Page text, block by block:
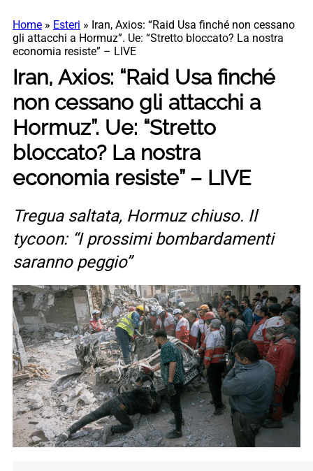
Home » Esteri » Iran, Axios: “Raid Usa finché non cessano
gli attacchi a Hormuz”. Ue: “Stretto bloccato? La nostra
economia resiste” – LIVE
Iran, Axios: “Raid Usa finché
non cessano gli attacchi a
Hormuz”. Ue: “Stretto
bloccato? La nostra
economia resiste” – LIVE
Tregua saltata, Hormuz chiuso. Il
tycoon: “I prossimi bombardamenti
saranno peggio”